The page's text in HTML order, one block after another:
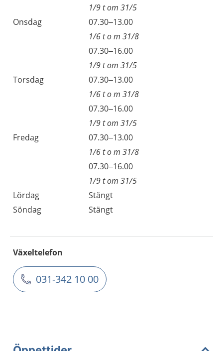
1/9 t om 31/5
Onsdag
07.30–13.00
1/6 t o m 31/8
07.30–16.00
1/9 t om 31/5
Torsdag
07.30–13.00
1/6 t o m 31/8
07.30–16.00
1/9 t om 31/5
Fredag
07.30–13.00
1/6 t o m 31/8
07.30–16.00
1/9 t om 31/5
Lördag
Stängt
Söndag
Stängt
Växeltelefon
031-342 10 00